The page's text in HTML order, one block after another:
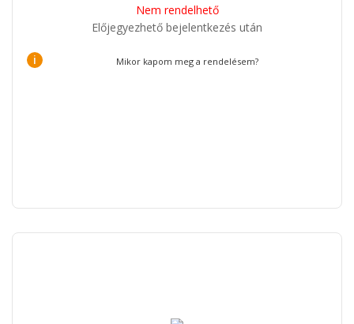
Nem rendelhető
Előjegyezhető bejelentkezés után
i Mikor kapom meg a rendelésem?